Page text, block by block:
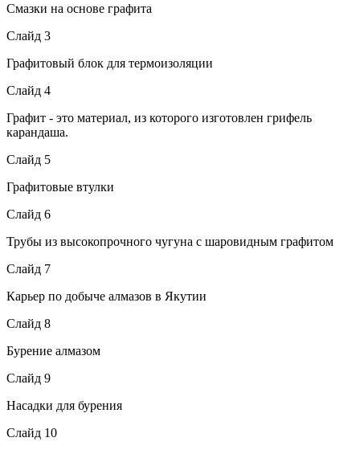
Смазки на основе графита
Слайд 3
Графитовый блок для термоизоляции
Слайд 4
Графит - это материал, из которого изготовлен грифель
карандаша.
Слайд 5
Графитовые втулки
Слайд 6
Трубы из высокопрочного чугуна с шаровидным графитом
Слайд 7
Карьер по добыче алмазов в Якутии
Слайд 8
Бурение алмазом
Слайд 9
Насадки для бурения
Слайд 10